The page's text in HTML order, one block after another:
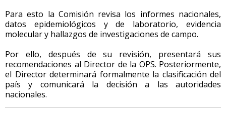
Para esto la Comisión revisa los informes nacionales,
datos epidemiológicos y de laboratorio, evidencia
molecular y hallazgos de investigaciones de campo.
Por ello, después de su revisión, presentará sus
recomendaciones al Director de la OPS. Posteriormente,
el Director determinará formalmente la clasificación del
país y comunicará la decisión a las autoridades
nacionales.